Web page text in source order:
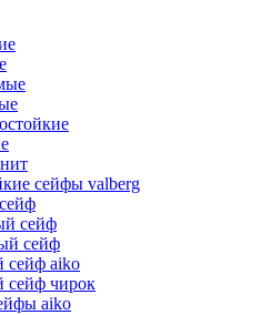
сейфы valberg
сейф
сейф
сейф aiko
сейф чирок
aiko